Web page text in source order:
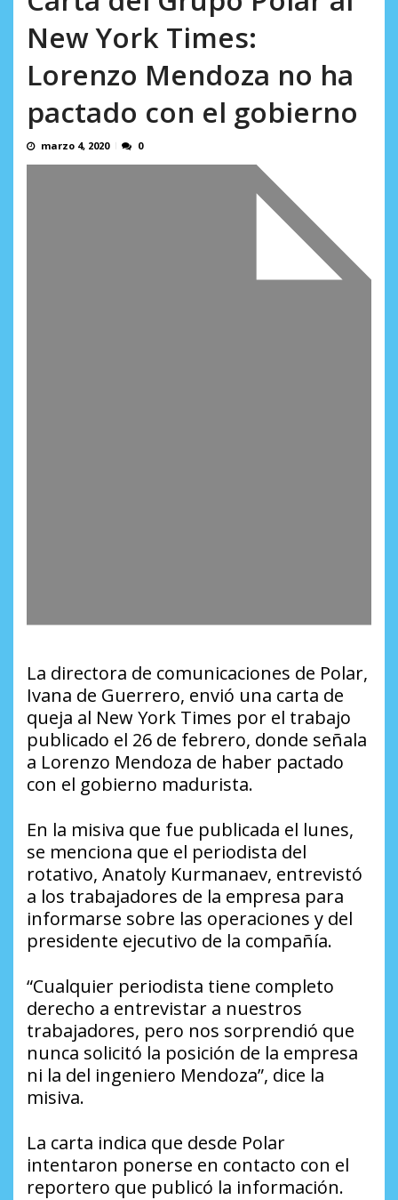
New York Times:
Lorenzo Mendoza no ha
pactado con el gobierno
marzo 4, 2020 0
La directora de comunicaciones de Polar,
Ivana de Guerrero, envió una carta de
queja al New York Times por el trabajo
publicado el 26 de febrero, donde señala
a Lorenzo Mendoza de haber pactado
con el gobierno madurista.
En la misiva que fue publicada el lunes,
se menciona que el periodista del
rotativo, Anatoly Kurmanaev, entrevistó
a los trabajadores de la empresa para
informarse sobre las operaciones y del
presidente ejecutivo de la compañía.
“Cualquier periodista tiene completo
derecho a entrevistar a nuestros
trabajadores, pero nos sorprendió que
nunca solicitó la posición de la empresa
ni la del ingeniero Mendoza”, dice la
misiva.
La carta indica que desde Polar
intentaron ponerse en contacto con el
reportero que publicó la información.